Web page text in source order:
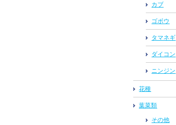
カブ
ゴボウ
タマネギ
ダイコン
ニンジン
花種
葉菜類
その他